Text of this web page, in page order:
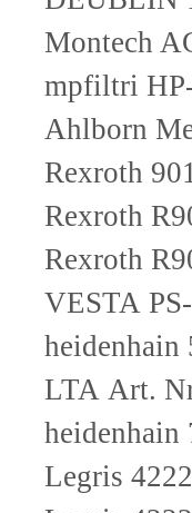
Montech
mpfiltri
Ahlborn
Rexroth
Rexroth
Rexroth
VESTA
heidenhain
LTA Art.
heidenhain
Legris